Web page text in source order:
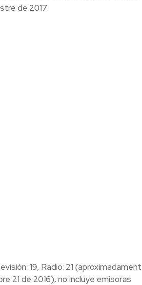
de 2017.
19, Radio: 21
21 de 2016), no incluye emisoras